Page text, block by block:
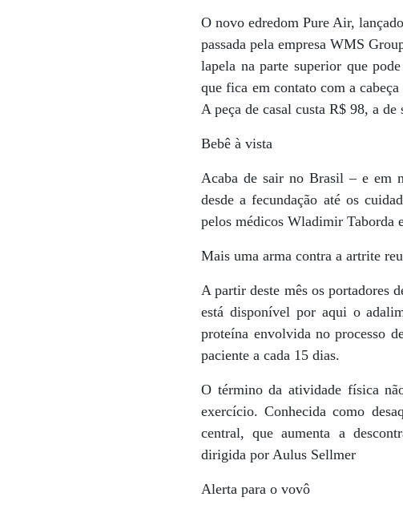
O novo edredom Pure Air,
passada pela empresa WMS
lapela na parte superior que
que fica em contato com a
A peça de casal custa R$ 98, a
Bebê à vista
Acaba de sair no Brasil – e em
desde a fecundação até os
pelos médicos Wladimir Taborda
Mais uma arma contra a artrite
A partir deste mês os portadores
está disponível por aqui o
proteína envolvida no processo
paciente a cada 15 dias.
O término da atividade física
exercício. Conhecida como
central, que aumenta a
dirigida por Aulus Sellmer
Alerta para o vovô